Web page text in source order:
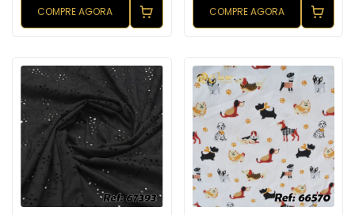
COMPRE AGORA COMPRE AGORA